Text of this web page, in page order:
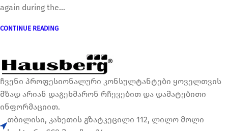
again during the...
CONTINUE READING
ჩვენი პროფესიონალური კონსულტანტები ყოველთვის
მზად არიან დაგეხმარონ რჩევებით და დამატებითი
ინფორმაციით.
თბილისი, კახეთის გზატკეცილი 112, ლილო მოლი